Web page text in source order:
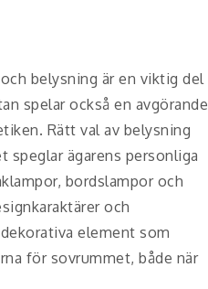
belysning är en viktig del
spelar också en avgörande
Rätt val av belysning
speglar ägarens personliga
bordslampor och
och
element som
för sovrummet, både när